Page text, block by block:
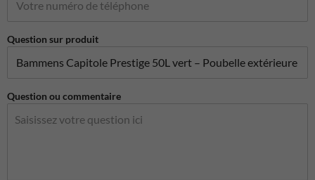
Question sur produit
Question ou commentaire